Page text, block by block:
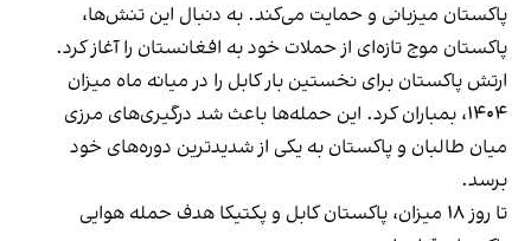
پاکستان میزبانی و حمایت می‌کند. به دنبال این تنش‌ها،
پاکستان موج تازه‌ای از حملات خود به افغانستان را آغاز کرد.
ارتش پاکستان برای نخستین بار کابل را در میانه ماه میزان
۱۴۰۴، بمباران کرد. این حمله‌ها باعث شد درگیری‌های مرزی
میان طالبان و پاکستان به یکی از شدیدترین دوره‌های خود
برسد.
تا روز ۱۸ میزان، پاکستان کابل و پکتیکا هدف حمله هوایی